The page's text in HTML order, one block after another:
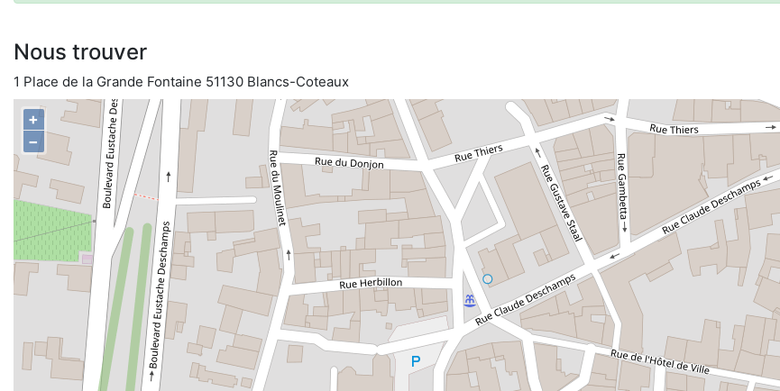
Nous trouver
1 Place de la Grande Fontaine 51130 Blancs-Coteaux
+
−